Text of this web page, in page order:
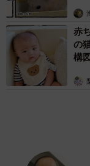
— 改造ゆうき人間
赤
の
構